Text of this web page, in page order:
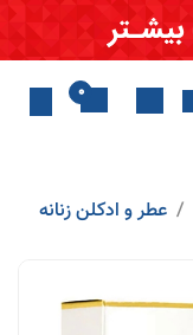
0
عطر و ادکلن زنانه